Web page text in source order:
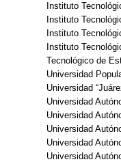
Instituto
Instituto
Instituto
Instituto
Tecnológico de
Universidad
Universidad
Universidad
Universidad
Universidad
Universidad
Universidad